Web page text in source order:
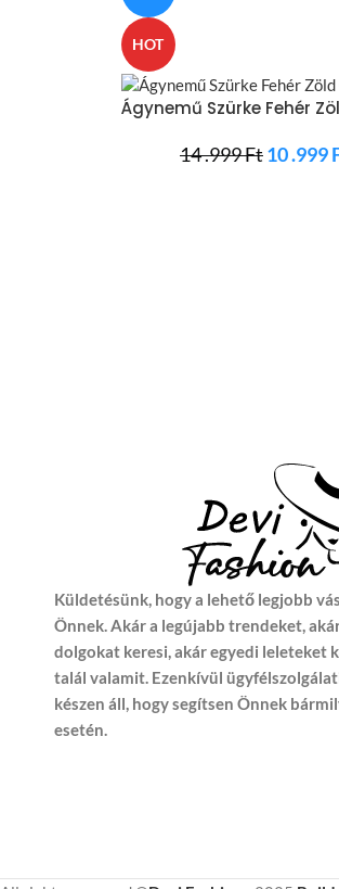
HOT
Ágynemű Szürke Fehér
14 .999Ft10 .999
Küldetésünk, hogy a lehető legjobb
Önnek. Akár a legújabb trendeket,
dolgokat keresi, akár egyedi leleteket
talál valamit. Ezenkívül
készen áll, hogy segítsen Önnek
esetén.